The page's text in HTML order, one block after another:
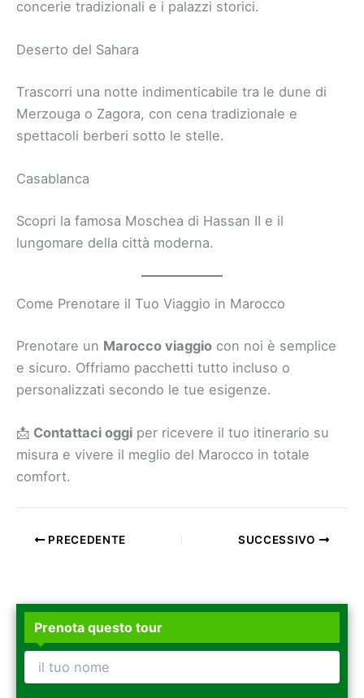
concerie tradizionali e i palazzi storici.
Deserto del Sahara
Trascorri una notte indimenticabile tra le dune di
Merzouga o Zagora, con cena tradizionale e
spettacoli berberi sotto le stelle.
Casablanca
Scopri la famosa Moschea di Hassan II e il
lungomare della città moderna.
Come Prenotare il Tuo Viaggio in Marocco
Prenotare un Marocco viaggio con noi è semplice
e sicuro. Offriamo pacchetti tutto incluso o
personalizzati secondo le tue esigenze.
📩 Contattaci oggi per ricevere il tuo itinerario su
misura e vivere il meglio del Marocco in totale
comfort.
PRECEDENTE SUCCESSIVO
Prenota questo tour